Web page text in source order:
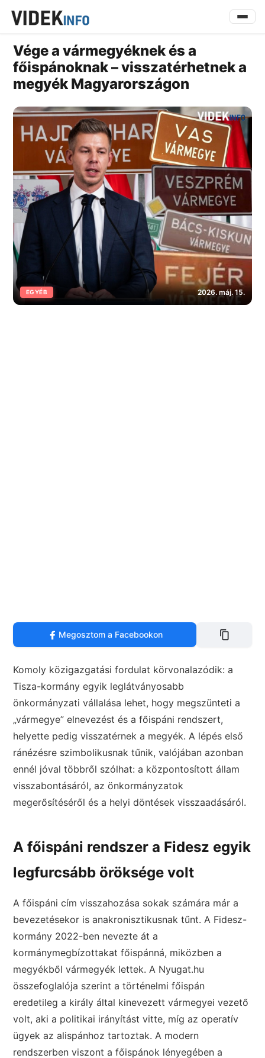
Vége a vármegyéknek és a
főispánoknak – visszatérhetnek a
megyék Magyarországon
EGYÉB 2026. máj. 15.
Megosztom a Facebookon
Komoly közigazgatási fordulat körvonalazódik: a
Tisza-kormány egyik leglátványosabb
önkormányzati vállalása lehet, hogy megszünteti a
„vármegye” elnevezést és a főispáni rendszert,
helyette pedig visszatérnek a megyék. A lépés első
ránézésre szimbolikusnak tűnik, valójában azonban
ennél jóval többről szólhat: a központosított állam
visszabontásáról, az önkormányzatok
megerősítéséről és a helyi döntések visszaadásáról.
A főispáni rendszer a Fidesz egyik
legfurcsább öröksége volt
A főispáni cím visszahozása sokak számára már a
bevezetésekor is anakronisztikusnak tűnt. A Fidesz-
kormány 2022-ben nevezte át a
kormánymegbízottakat főispánná, miközben a
megyékből vármegyék lettek. A Nyugat.hu
összefoglalója szerint a történelmi főispán
eredetileg a király által kinevezett vármegyei vezető
volt, aki a politikai irányítást vitte, míg az operatív
ügyek az alispánhoz tartoztak. A modern
rendszerben viszont a főispánok lényegében a